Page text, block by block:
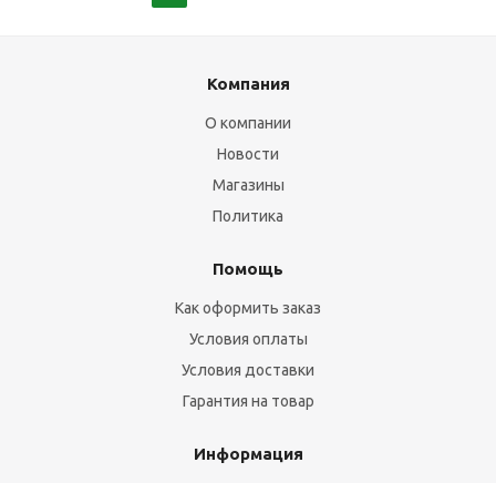
Компания
О компании
Новости
Магазины
Политика
Помощь
Как оформить заказ
Условия оплаты
Условия доставки
Гарантия на товар
Информация